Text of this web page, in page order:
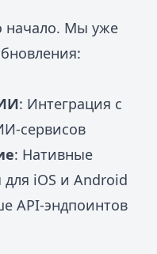
начало. Мы уже
: Интеграция с
сервисов
: Нативные
iOS и Android
API-эндпоинтов